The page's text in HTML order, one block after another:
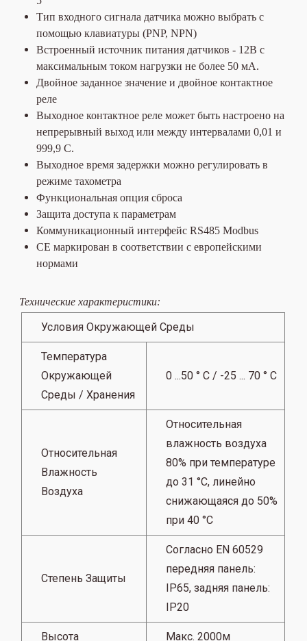
Тип входного сигнала датчика можно выбрать с
помощью клавиатуры (PNP, NPN)
Встроенный источник питания датчиков - 12В с
максимальным током нагрузки не более 50 мА.
Двойное заданное значение и двойное контактное
реле
Выходное контактное реле может быть настроено на
непрерывный выход или между интервалами 0,01 и
999,9 С.
Выходное время задержки можно регулировать в
режиме тахометра
Функциональная опция сброса
Защита доступа к параметрам
Коммуникационный интерфейс RS485 Modbus
CE маркирован в соответствии с европейскими
нормами
Технические характеристики:
Условия Окружающей Среды
Температура
Окружающей
Среды / Хранения
0 ...50 ° C / -25 ... 70 ° C
Относительная
Влажность
Воздуха
Относительная
влажность воздуха
80% при температуре
до 31 °C, линейно
снижающаяся до 50%
при 40 °C
Степень Защиты
Согласно EN 60529
передняя панель:
IP65, задняя панель:
IP20
Высота Макс. 2000м